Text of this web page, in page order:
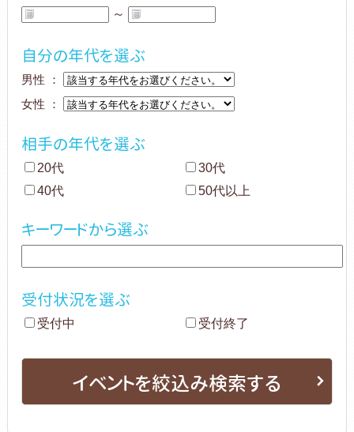
～
自分の年代を選ぶ
男性 ：
女性 ：
相手の年代を選ぶ
20代
30代
40代
50代以上
キーワードから選ぶ
受付状況を選ぶ
受付中 受付終了
イベントを絞込み検索する